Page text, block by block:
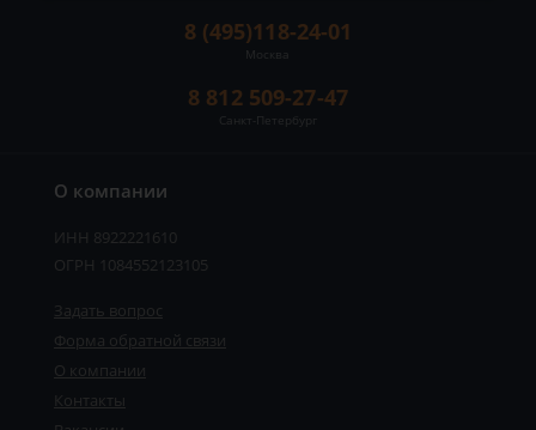
О компании
ИНН 8922221610
ОГРН 1084552123105
Задать вопрос
Форма обратной связи
О компании
Контакты
8 (495)118-24-01
Москва
8 812 509-27-47
Санкт-Петербург